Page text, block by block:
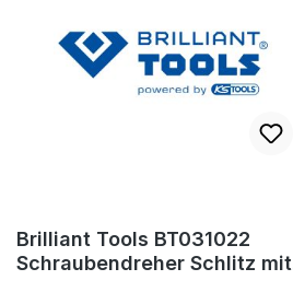
Brilliant Tools BT031022
Schraubendreher Schlitz mit